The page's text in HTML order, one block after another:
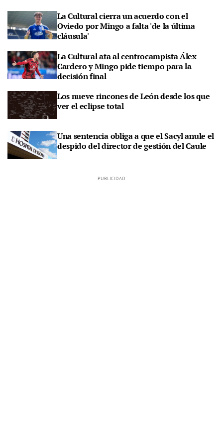
La Cultural cierra un acuerdo con el
Oviedo por Mingo a falta 'de la última
cláusula'
La Cultural ata al centrocampista Álex
Cardero y Mingo pide tiempo para la
decisión final
Los nueve rincones de León desde los que
ver el eclipse total
Una sentencia obliga a que el Sacyl anule el
despido del director de gestión del Caule